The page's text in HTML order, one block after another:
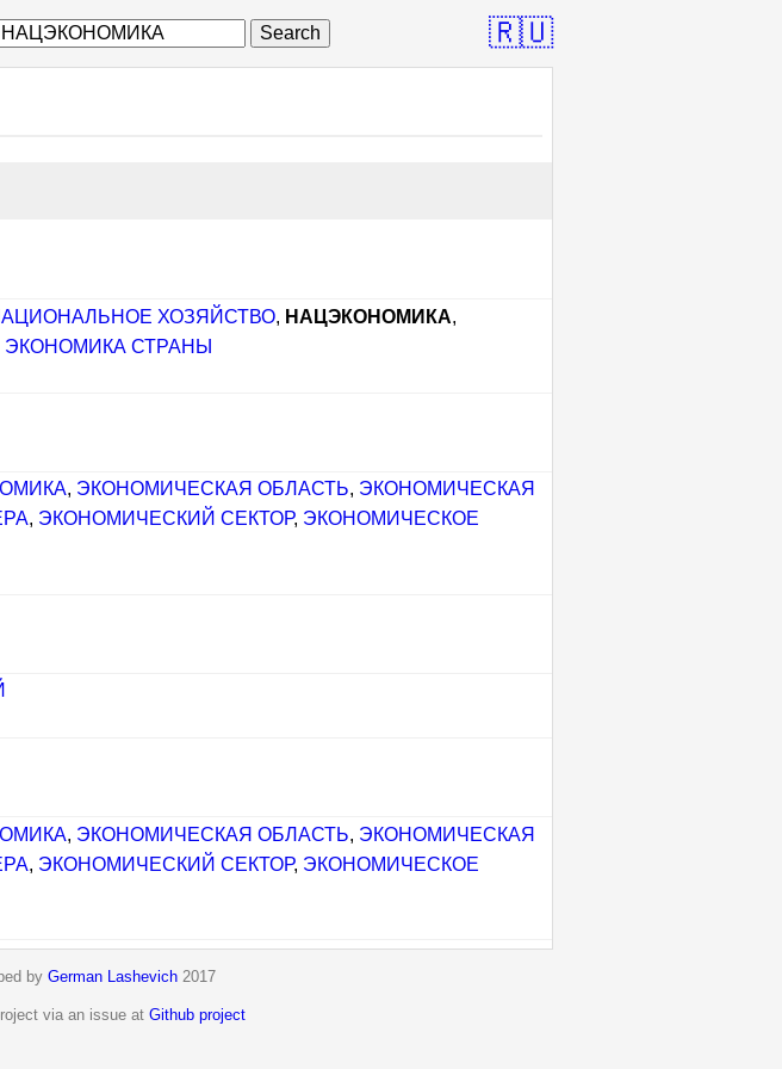
Search 🇷🇺
ХОЗЯЙСТВО, НАЦЭКОНОМИКА,
ЭКОНОМИКА СТРАНЫ
, ЭКОНОМИЧЕСКАЯ ОБЛАСТЬ, ЭКОНОМИЧЕСКАЯ
, ЭКОНОМИЧЕСКИЙ СЕКТОР, ЭКОНОМИЧЕСКОЕ
, ЭКОНОМИЧЕСКАЯ ОБЛАСТЬ, ЭКОНОМИЧЕСКАЯ
, ЭКОНОМИЧЕСКИЙ СЕКТОР, ЭКОНОМИЧЕСКОЕ
by German Lashevich 2017
via an issue at Github project